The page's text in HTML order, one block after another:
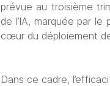
prévue au troisième
de l’IA, marquée par
cœur du déploiement
Dans ce cadre,